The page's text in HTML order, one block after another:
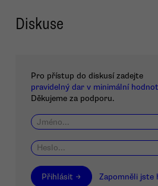
Diskuse
Pro přístup do diskusí zadejte
pravidelný dar v minimální
Děkujeme za podporu.
Přihlásit → Zapomněli jste